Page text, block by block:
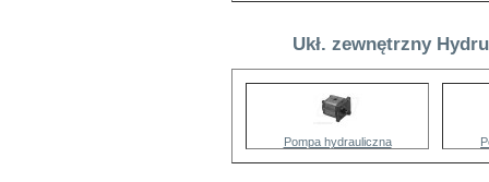
Ukł. zewnętrzny
Pompa hydrauliczna